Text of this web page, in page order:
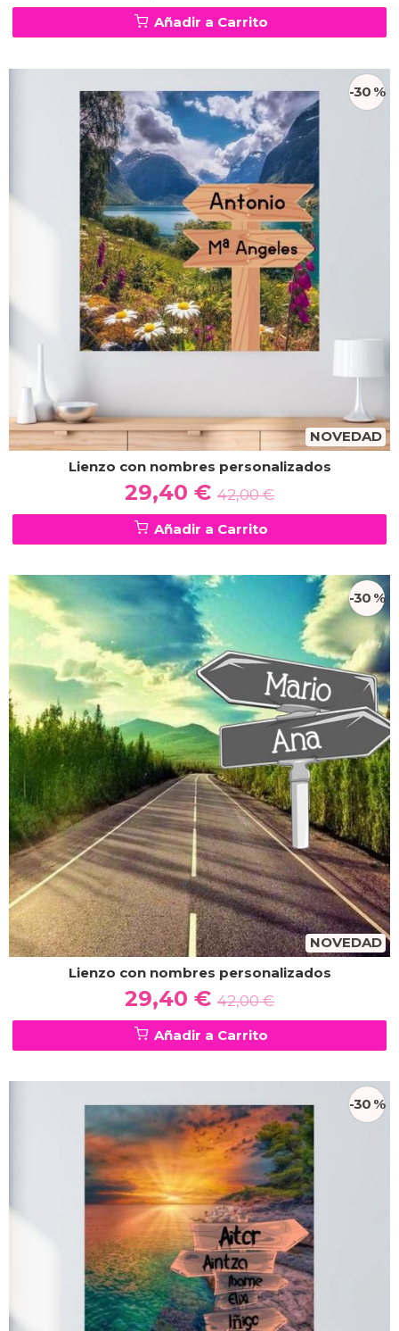
Añadir a Carrito
NOVEDAD
-30 %
Lienzo con nombres personalizados
29,40 € 42,00 €
Añadir a Carrito
NOVEDAD
-30 %
Lienzo con nombres personalizados
29,40 € 42,00 €
Añadir a Carrito
-30 %